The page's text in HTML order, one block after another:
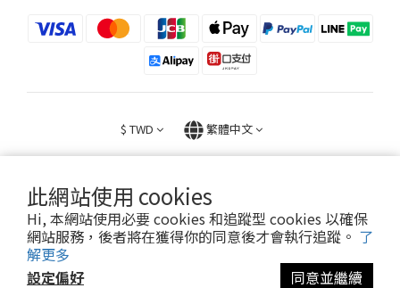
此網站使用 cookies
Hi, 本網站使用必要 cookies 和追蹤型 cookies 以確保
網站服務，後者將在獲得你的同意後才會執行追蹤。 了
解更多
設定偏好
同意並繼續
$ TWD 繁體中文
2026 © FIGHT30 ｜ 官方音樂周邊商品與專輯。專售。